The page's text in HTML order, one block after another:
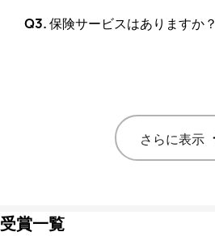
Q3.保険サービスはありますか？
さらに表示
受賞一覧